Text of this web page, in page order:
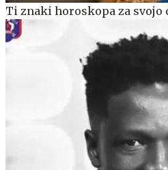
Ti znaki horoskopa za svojo